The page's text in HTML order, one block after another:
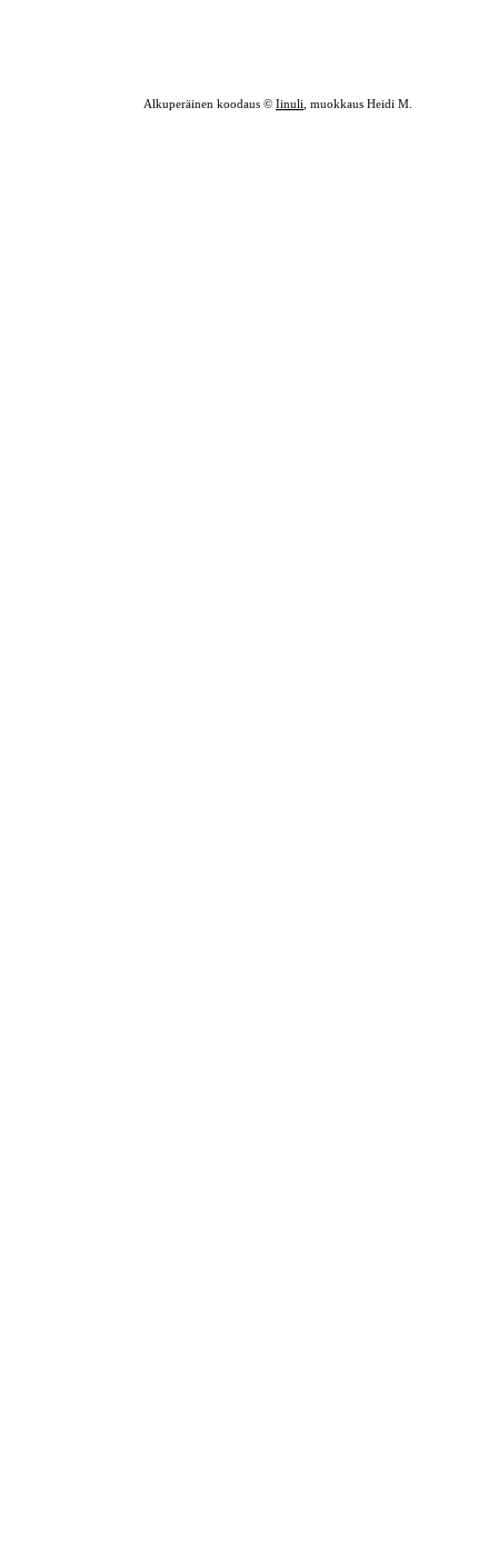
Alkuperäinen koodaus © Iinuli , muokkaus Heidi M.